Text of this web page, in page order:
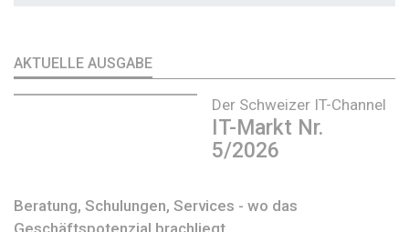
AKTUELLE AUSGABE
Der Schweizer IT-Channel
IT-Markt Nr.
5/2026
Beratung, Schulungen, Services - wo das